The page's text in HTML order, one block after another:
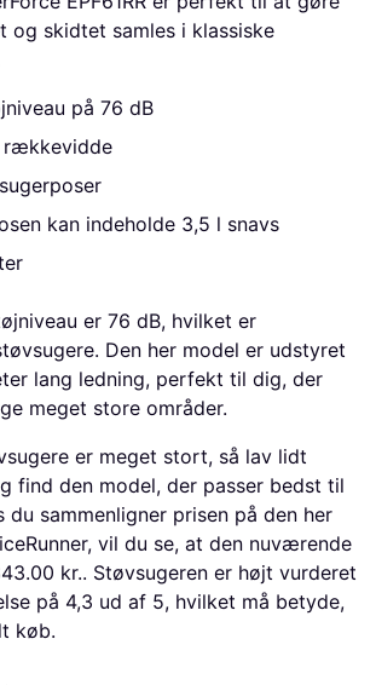
og skidtet samles i klassiske
på 76 dB
rækkevidde
kan indeholde 3,5 l snavs
er 76 dB, hvilket er
Den her model er udstyret
lang ledning, perfekt til dig, der
meget store områder.
er meget stort, så lav lidt
find den model, der passer bedst til
du sammenligner prisen på den her
vil du se, at den nuværende
kr.. Støvsugeren er højt vurderet
på 4,3 ud af 5, hvilket må betyde,
køb.